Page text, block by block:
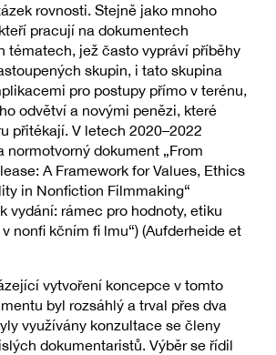
rovnosti. Stejně jako mnoho
pracují na dokumentech
tématech, jež často vypráví příběhy
skupin, i tato skupina
pro postupy přímo v terénu,
odvětví a novými penězi, které
přitékají. V letech 2020–2022
normotvorný dokument „From
A Framework for Values, Ethics
in Nonfiction Filmmaking“
vydání: rámec pro hodnoty, etiku
nonfi kčním fi lmu“) (Aufderheide et
vytvoření koncepce v tomto
byl rozsáhlý a trval přes dva
využívány konzultace se členy
dokumentaristů. Výběr se řídil